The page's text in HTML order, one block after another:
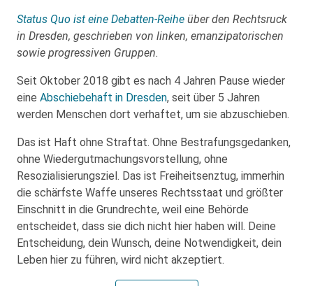
Status Quo ist eine Debatten-Reihe über den Rechtsruck
in Dresden, geschrieben von linken, emanzipatorischen
sowie progressiven Gruppen.
Seit Oktober 2018 gibt es nach 4 Jahren Pause wieder
eine Abschiebehaft in Dresden, seit über 5 Jahren
werden Menschen dort verhaftet, um sie abzuschieben.
Das ist Haft ohne Straftat. Ohne Bestrafungsgedanken,
ohne Wiedergutmachungsvorstellung, ohne
Resozialisierungsziel. Das ist Freiheitsenztug, immerhin
die schärfste Waffe unseres Rechtsstaat und größter
Einschnitt in die Grundrechte, weil eine Behörde
entscheidet, dass sie dich nicht hier haben will. Deine
Entscheidung, dein Wunsch, deine Notwendigkeit, dein
Leben hier zu führen, wird nicht akzeptiert.